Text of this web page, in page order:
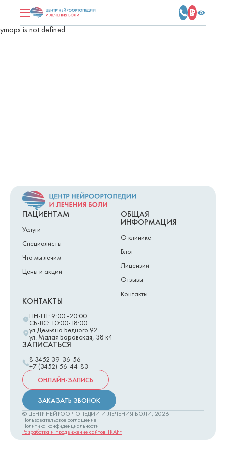
ymaps is not defined
ПАЦИЕНТАМ
Услуги
Специалисты
Что мы лечим
Цены и акции
ОБЩАЯ
ИНФОРМАЦИЯ
О клинике
Блог
Лицензии
Отзывы
Контакты
КОНТАКТЫ
ПН-ПТ: 9:00 -20:00
СБ-ВС: 10:00-18:00
ул.Демьяна Бедного 92
ул. Малая Боровская, 38 к4
ЗАПИСАТЬСЯ
8 3452 39-36-56
+7 (3452) 56-44-83
ОНЛАЙН-ЗАПИСЬ
ЗАКАЗАТЬ ЗВОНОК
© ЦЕНТР НЕЙРООРТОПЕДИИ И ЛЕЧЕНИЯ БОЛИ, 2026
Пользовательское соглашение
Политика конфиденциальности
Разработка и продвижение сайтов TRAFF